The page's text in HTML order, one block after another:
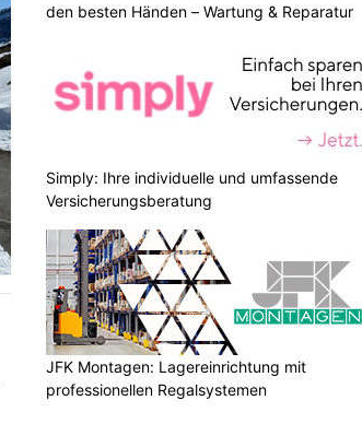
den besten Händen – Wartung & Reparatur
Simply: Ihre individuelle und umfassende
Versicherungsberatung
JFK Montagen: Lagereinrichtung mit
professionellen Regalsystemen